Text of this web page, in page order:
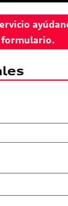
formulario.